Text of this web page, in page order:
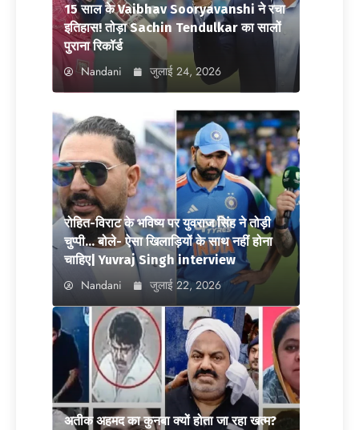
15 साल के Vaibhav Sooryavanshi ने रचा
इतिहास! तोड़ा Sachin Tendulkar का सालों
पुराना रिकॉर्ड
Nandani जुलाई 24, 2026
रोहित-विराट के भविष्य पर युवराज सिंह ने तोड़ी
चुप्पी… बोले- ऐसा खिलाड़ियों के साथ नहीं होना
चाहिए| Yuvraj Singh interview
Nandani जुलाई 22, 2026
अतीक अहमद का कुनबा क्यों होता जा रहा खत्म?